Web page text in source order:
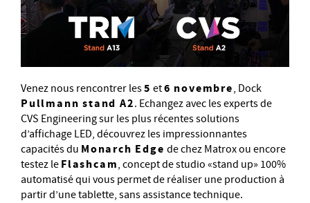
Venez nous rencontrer les5 et6 novembre, Dock
Pullmann stand A2. Echangez avec les experts de
CVS Engineering sur les plus récentes solutions
d’affichage LED, découvrez les impressionnantes
capacités du Monarch Edge de chez Matrox ou encore
testez le Flashcam, concept de studio «stand up» 100%
automatisé qui vous permet de réaliser une production à
partir d’une tablette, sans assistance technique.